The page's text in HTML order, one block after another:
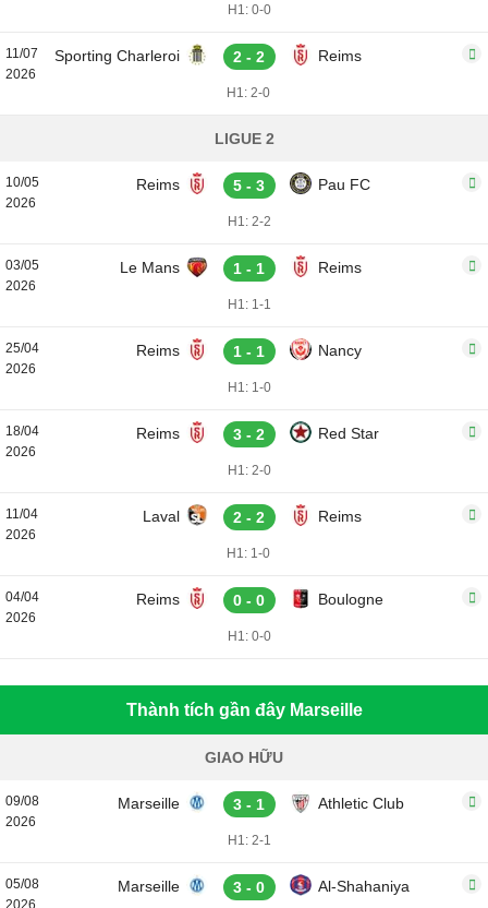
H1: 0-0
11/07
2026
Sporting Charleroi 2 - 2 Reims
H1: 2-0
LIGUE 2
10/05
2026
Reims 5 - 3 Pau FC
H1: 2-2
03/05
2026
Le Mans 1 - 1 Reims
H1: 1-1
25/04
2026
Reims 1 - 1 Nancy
H1: 1-0
18/04
2026
Reims 3 - 2 Red Star
H1: 2-0
11/04
2026
Laval 2 - 2 Reims
H1: 1-0
04/04
2026
Reims 0 - 0 Boulogne
H1: 0-0
Thành tích gần đây Marseille
GIAO HỮU
09/08
2026
Marseille 3 - 1 Athletic Club
H1: 2-1
05/08
2026
Marseille 3 - 0 Al-Shahaniya